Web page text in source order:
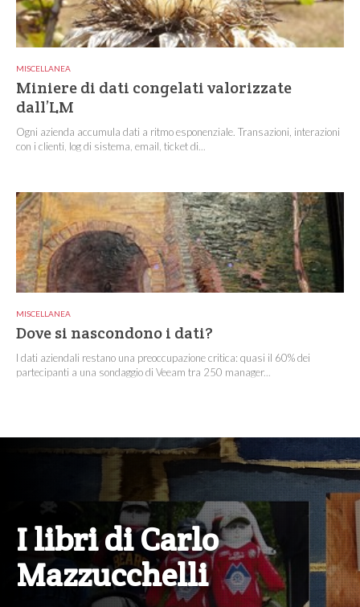
MISCELLANEA
Miniere di dati congelati valorizzate
dall’LM
Ogni azienda accumula dati a ritmo esponenziale. Transazioni, interazioni
con i clienti, log di sistema, email, ticket di...
MISCELLANEA
Dove si nascondono i dati?
I dati aziendali restano una preoccupazione critica: quasi il 60% dei
partecipanti a una sondaggio di Veeam tra 250 manager...
I libri di Carlo
Mazzucchelli